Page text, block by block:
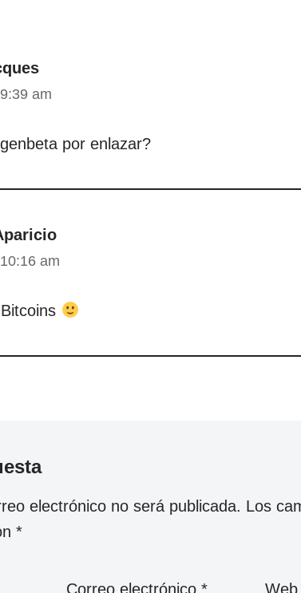
am
por enlazar?
am
electrónico no será publicada. Los
*
Correo electrónico * Web